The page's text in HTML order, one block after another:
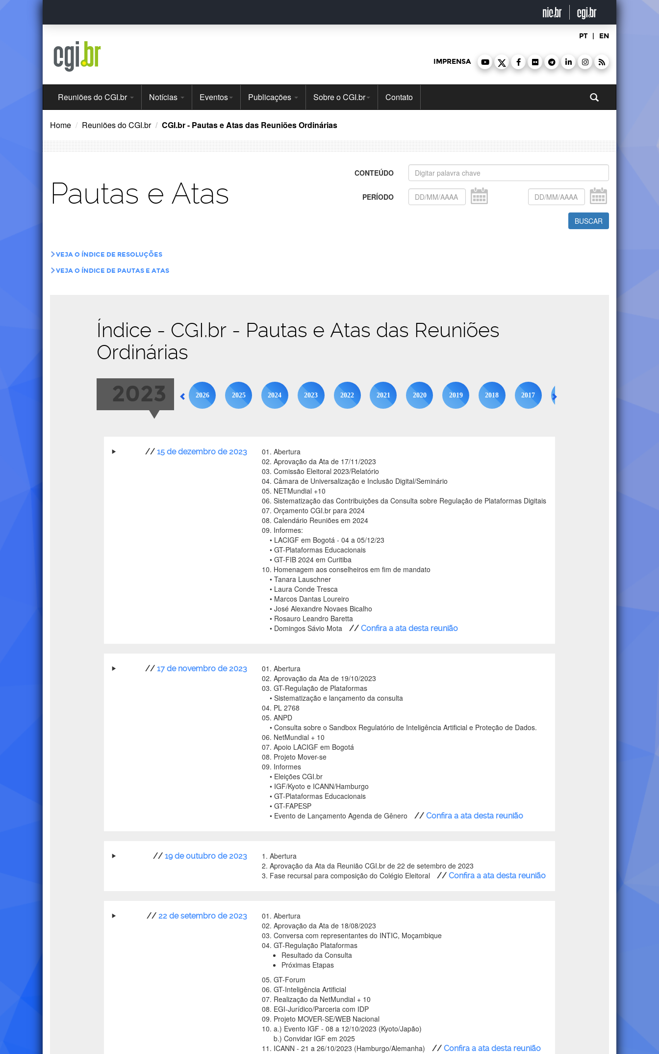
Ir
o
PT | EN
IMPRENSA
Menu
Principal
Reuniões do CGI.br Notícias Eventos Publicações Sobre o CGI.br Contato
Home Reuniões do CGI.br CGI.br - Pautas e Atas das Reuniões Ordinárias
Pautas e Atas
VEJA O ÍNDICE DE RESOLUÇÕES
VEJA O ÍNDICE DE PAUTAS E ATAS
CONTEÚDO
PERÍODO
BUSCAR
Índice - CGI.br - Pautas e Atas das Reuniões
Ordinárias
2023 2026 2025 2024 2023 2022 2021 2020 2019 2018 2017
// 15 de dezembro de 2023
01. Abertura
02. Aprovação da Ata de 17/11/2023
03. Comissão Eleitoral 2023/Relatório
04. Câmara de Universalização e Inclusão Digital/Seminário
05. NETMundial +10
06. Sistematização das Contribuições da Consulta sobre Regulação de Plataformas Digitais
07. Orçamento CGI.br para 2024
08. Calendário Reuniões em 2024
09. Informes:
• LACIGF em Bogotá - 04 a 05/12/23
• GT-Plataformas Educacionais
• GT-FIB 2024 em Curitiba
10. Homenagem aos conselheiros em fim de mandato
• Tanara Lauschner
• Laura Conde Tresca
• Marcos Dantas Loureiro
• José Alexandre Novaes Bicalho
• Rosauro Leandro Baretta
• Domingos Sávio Mota
// Confira a ata desta reunião
// 17 de novembro de 2023
01. Abertura
02. Aprovação da Ata de 19/10/2023
03. GT-Regulação de Plataformas
• Sistematização e lançamento da consulta
04. PL 2768
05. ANPD
• Consulta sobre o Sandbox Regulatório de Inteligência Artificial e Proteção de Dados.
06. NetMundial + 10
07. Apoio LACIGF em Bogotá
08. Projeto Mover-se
09. Informes
• Eleições CGI.br
• IGF/Kyoto e ICANN/Hamburgo
• GT-Plataformas Educacionais
• GT-FAPESP
• Evento de Lançamento Agenda de Gênero
// Confira a ata desta reunião
// 19 de outubro de 2023
1. Abertura
2. Aprovação da Ata da Reunião CGI.br de 22 de setembro de 2023
3. Fase recursal para composição do Colégio Eleitoral
// Confira a ata desta reunião
// 22 de setembro de 2023
01. Abertura
02. Aprovação da Ata de 18/08/2023
03. Conversa com representantes do INTIC, Moçambique
04. GT-Regulação Plataformas
Resultado da Consulta
Próximas Etapas
05. GT-Forum
06. GT-Inteligência Artificial
07. Realização da NetMundial + 10
08. EGI-Jurídico/Parceria com IDP
09. Projeto MOVER-SE/WEB Nacional
10. a.) Evento IGF - 08 a 12/10/2023 (Kyoto/Japão)
b.) Convidar IGF em 2025
11. ICANN - 21 a 26/10/2023 (Hamburgo/Alemanha)
// Confira a ata desta reunião